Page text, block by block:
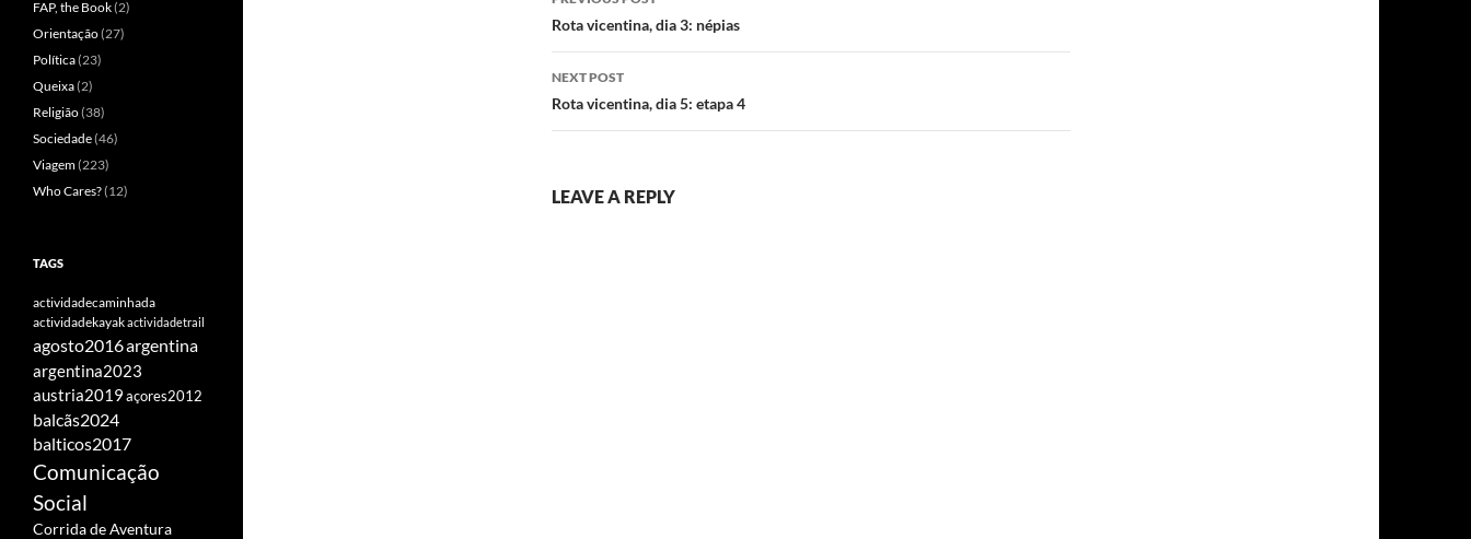
navigation
Rota vicentina, dia 3: népias
NEXT POST
Rota vicentina, dia 5: etapa 4
LEAVE A REPLY
FAP, the Book(2)
Orientação(27)
Política(23)
Queixa(2)
Religião(38)
Sociedade(46)
Viagem(223)
Who Cares?(12)
TAGS
actividadecaminhada
actividadekayakactividadetrail
agosto2016argentina
argentina2023
austria2019açores2012
balcãs2024
balticos2017
Comunicação
Social
Corrida de Aventura